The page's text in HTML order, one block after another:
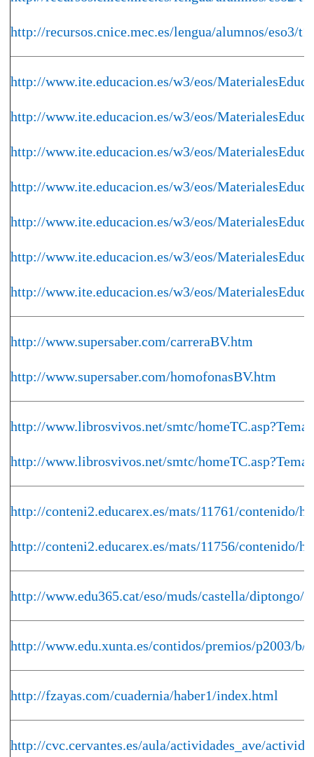
http://recursos.cnice.mec.es/lengua/alumnos/eso3/
http://www.ite.educacion.es/w3/eos/
http://www.ite.educacion.es/w3/eos/
http://www.ite.educacion.es/w3/eos/
http://www.ite.educacion.es/w3/eos/
http://www.ite.educacion.es/w3/eos/
http://www.ite.educacion.es/w3/eos/
http://www.ite.educacion.es/w3/eos/
http://www.supersaber.com/carreraBV.htm
http://www.supersaber.com/homofonasBV.htm
http://www.librosvivos.net/smtc/
http://www.librosvivos.net/smtc/
http://conteni2.educarex.es/mats/11761/contenido/
http://conteni2.educarex.es/mats/11756/contenido/
http://www.edu365.cat/eso/muds/castella/diptongo/
http://www.edu.xunta.es/contidos/premios/p2003/
http://fzayas.com/cuadernia/haber1/index.html
http://cvc.cervantes.es/aula/actividades_ave/